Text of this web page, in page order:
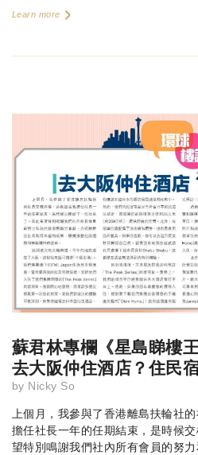
Learn more
蘇君林專欄《星島睇樓
去大阪仲住酒店？住民
by Nicky So
上個月，我參與了香港離島扶輪社
擔任社長一年的任期結束，是時候
望特別鳴謝我們社內所有會員的努